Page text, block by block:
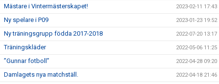
Mästare i Vintermästerskapet! 2023-02-11 17:43
Ny spelare i P09 2023-01-23 19:52
Ny träningsgrupp födda 2017-2018 2022-07-20 13:17
Träningskläder 2022-05-06 11:25
”Gunnar fotboll” 2022-04-28 09:20
Damlagets nya matchställ. 2022-04-18 21:46